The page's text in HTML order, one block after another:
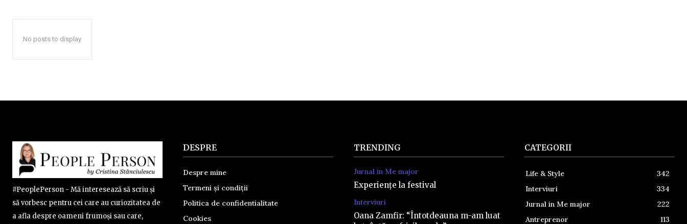
No posts to display
#PeoplePerson - Mă interesează să scriu și
să vorbesc pentru cei care au curiozitatea de
a afla despre oameni frumoși sau care,
DESPRE
Despre mine
Termeni și condiții
Politica de confidentialitate
Cookies
TRENDING
Jurnal in Me major
Experiențe la festival
Interviuri
Oana Zamfir: “Întotdeauna m-am luat
CATEGORII
Life & Style
342
Interviuri
334
Jurnal in Me major
222
Antreprenor
113